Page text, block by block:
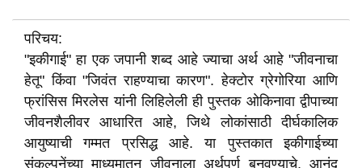
परिचय:
"इकीगाई" हा एक जपानी शब्द आहे ज्याचा अर्थ आहे "जीवनाचा
हेतू" किंवा "जिवंत राहण्याचा कारण". हेक्टोर ग्रेगोरिया आणि
फ्रांसिस मिरलेस यांनी लिहिलेली ही पुस्तक ओकिनावा द्वीपाच्या
जीवनशैलीवर आधारित आहे, जिथे लोकांसाठी दीर्घकालिक
आयुष्याची गम्मत प्रसिद्ध आहे. या पुस्तकात इकीगाईच्या
संकल्पनेंच्या माध्यमातून जीवनाला अर्थपूर्ण बनवण्याचे, आनंद